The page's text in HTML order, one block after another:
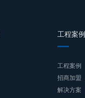
工程案例
工程案例
招商加盟
解决方案